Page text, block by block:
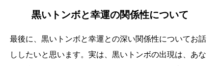
黒いトンボと幸運の関係性について
最後に、黒いトンボと幸運との深い関係性についてお話
ししたいと思います。実は、黒いトンボの出現は、あな